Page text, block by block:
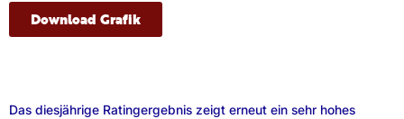
Download Grafik
Das diesjährige Ratingergebnis zeigt erneut ein sehr hohes